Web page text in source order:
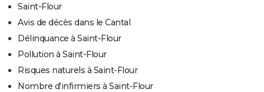
Saint-Flour
Avis de décès dans le Cantal
Délinquance à Saint-Flour
Pollution à Saint-Flour
Risques naturels à Saint-Flour
Nombre d'infirmiers à Saint-Flour